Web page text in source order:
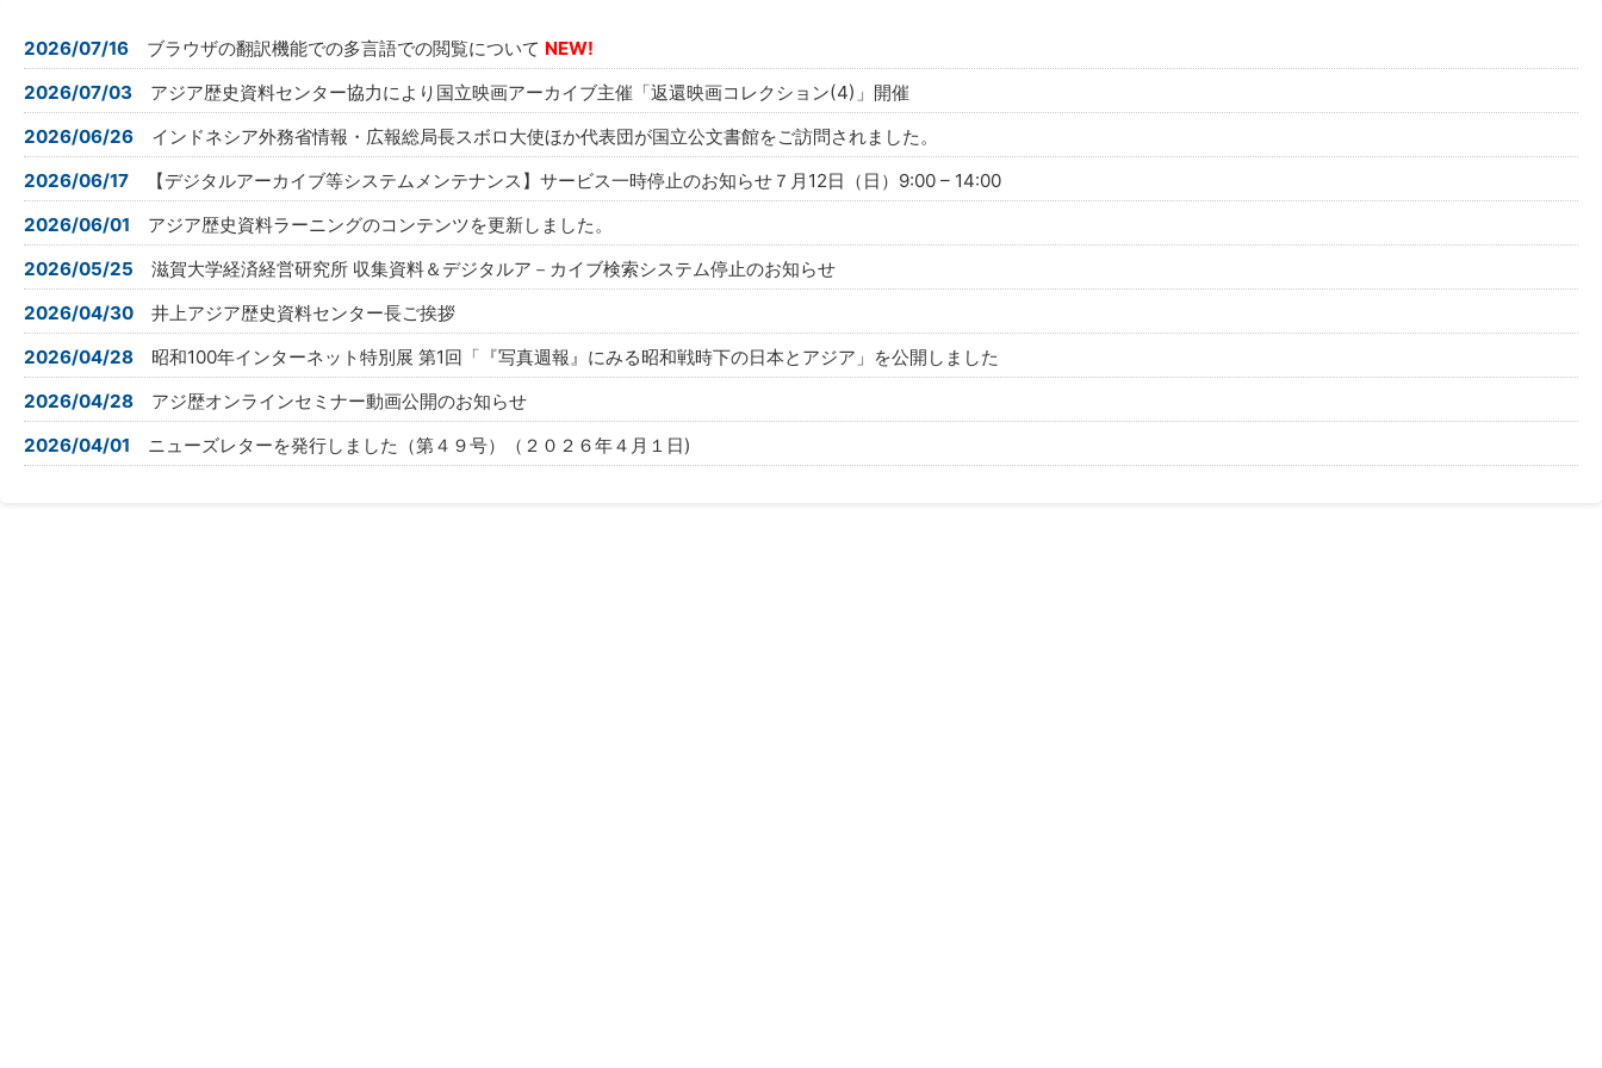
2026/07/16 ブラウザの翻訳機能での多言語での閲覧について NEW!
2026/07/03
アジア歴史資料センター協力により国立映画アーカイブ主催「返還映画コレクション(4)」開催
2026/06/26
インドネシア外務省情報・広報総局長スボロ大使ほか代表団が国立公文書館をご訪問されました。
2026/06/17
【デジタルアーカイブ等システムメンテナンス】サービス一時停止のお知らせ７月12日（日）9:00 – 14:00
2026/06/01
アジア歴史資料ラーニングのコンテンツを更新しました。
2026/05/25
滋賀大学経済経営研究所 収集資料＆デジタルア－カイブ検索システム停止のお知らせ
2026/04/30
井上アジア歴史資料センター長ご挨拶
2026/04/28
昭和100年インターネット特別展 第1回「『写真週報』にみる昭和戦時下の日本とアジア」を公開しました
2026/04/28
アジ歴オンラインセミナー動画公開のお知らせ
2026/04/01
ニューズレターを発行しました（第４９号）（２０２６年４月１日)